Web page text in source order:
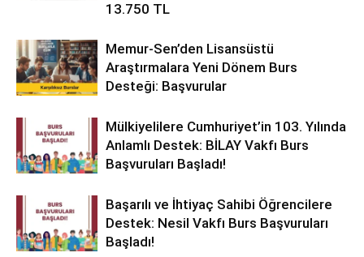
13.750 TL
Memur-Sen’den Lisansüstü
Araştırmalara Yeni Dönem Burs
Desteği: Başvurular
Mülkiyelilere Cumhuriyet’in 103. Yılında
Anlamlı Destek: BİLAY Vakfı Burs
Başvuruları Başladı!
Başarılı ve İhtiyaç Sahibi Öğrencilere
Destek: Nesil Vakfı Burs Başvuruları
Başladı!